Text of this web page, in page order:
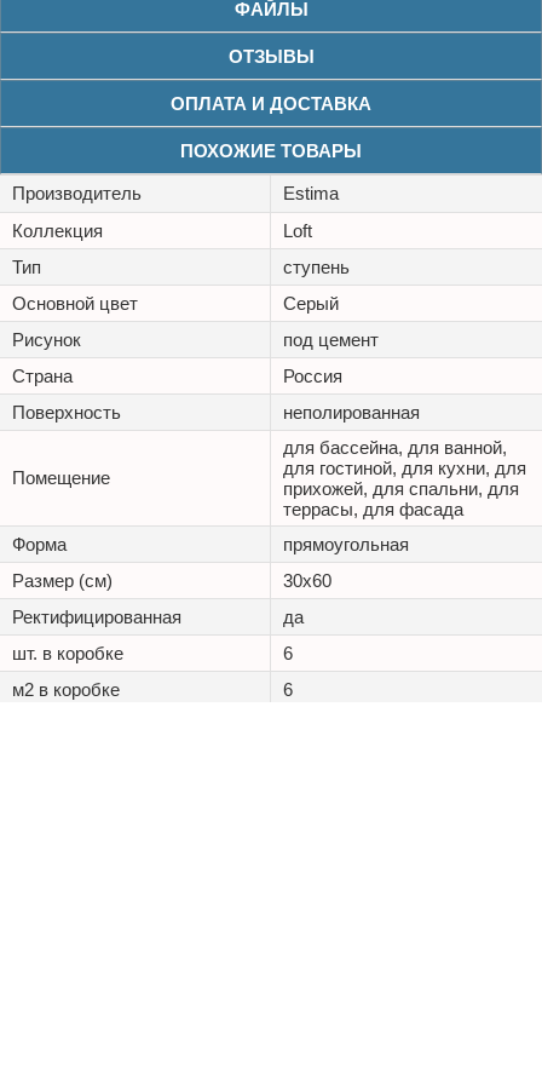
ФАЙЛЫ
ОТЗЫВЫ
ОПЛАТА И ДОСТАВКА
ПОХОЖИЕ ТОВАРЫ
Производитель
Estima
Коллекция
Loft
Тип
ступень
Основной цвет
Серый
Рисунок
под цемент
Страна
Россия
Поверхность
неполированная
Помещение
для бассейна, для ванной,
для гостиной, для кухни, для
прихожей, для спальни, для
террасы, для фасада
Форма
прямоугольная
Размер (см)
30x60
Ректифицированная
да
шт. в коробке
6
м2 в коробке
6